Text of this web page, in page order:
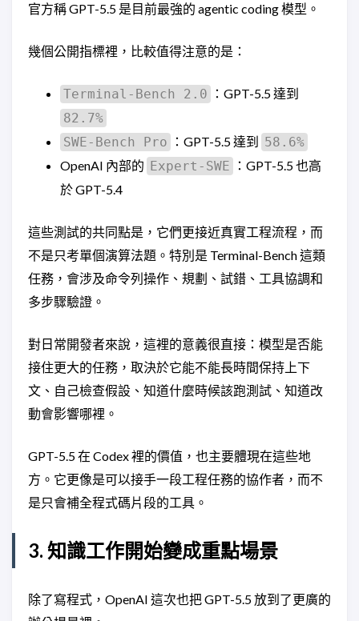
官方稱 GPT-5.5 是目前最強的 agentic coding 模型。
幾個公開指標裡，比較值得注意的是：
Terminal-Bench 2.0 ：GPT-5.5 達到
82.7%
SWE-Bench Pro ：GPT-5.5 達到 58.6%
OpenAI 內部的 Expert-SWE ：GPT-5.5 也高
於 GPT-5.4
這些測試的共同點是，它們更接近真實工程流程，而
不是只考單個演算法題。特別是 Terminal-Bench 這類
任務，會涉及命令列操作、規劃、試錯、工具協調和
多步驟驗證。
對日常開發者來說，這裡的意義很直接：模型是否能
接住更大的任務，取決於它能不能長時間保持上下
文、自己檢查假設、知道什麼時候該跑測試、知道改
動會影響哪裡。
GPT-5.5 在 Codex 裡的價值，也主要體現在這些地
方。它更像是可以接手一段工程任務的協作者，而不
是只會補全程式碼片段的工具。
3. 知識工作開始變成重點場景
除了寫程式，OpenAI 這次也把 GPT-5.5 放到了更廣的